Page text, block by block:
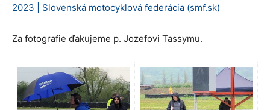
2023 | Slovenská motocyklová federácia (smf.sk)
Za fotografie ďakujeme p. Jozefovi Tassymu.